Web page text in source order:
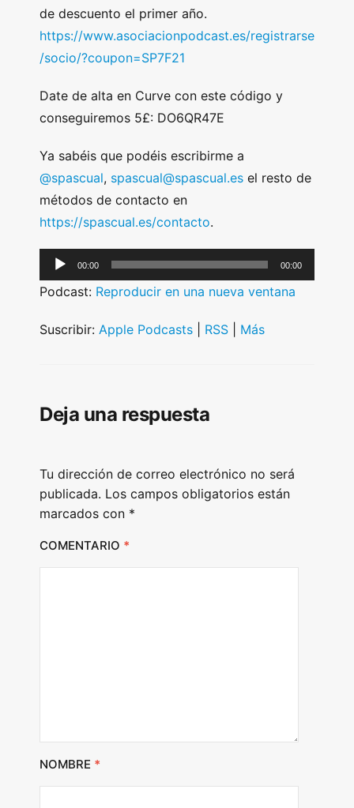
de descuento el primer año.
https://www.asociacionpodcast.es/registrarse
/socio/?coupon=SP7F21
Date de alta en Curve con este código y
conseguiremos 5£: DO6QR47E
Ya sabéis que podéis escribirme a
@spascual, spascual@spascual.es el resto de
métodos de contacto en
https://spascual.es/contacto.
u
i
a
r
00:00 00:00
Podcast: Reproducir en una nueva ventana
Suscribir: Apple Podcasts RSS Más
Deja una respuesta
Tu dirección de correo electrónico no será
publicada. Los campos obligatorios están
marcados con *
COMENTARIO *
NOMBRE *